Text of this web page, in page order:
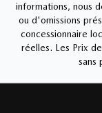
informations, nous
ou d'omissions
concessionnaire
réelles. Les Prix
sans